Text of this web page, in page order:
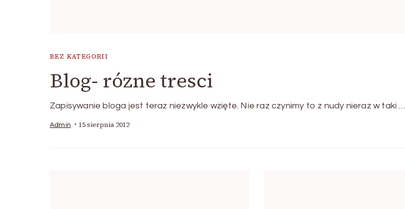
BEZ KATEGORII
Blog- rózne tresci
Zapisywanie bloga jest teraz niezwykle wzięte. Nie raz czynimy to z nudy nieraz w taki …
Admin 15 sierpnia 2012